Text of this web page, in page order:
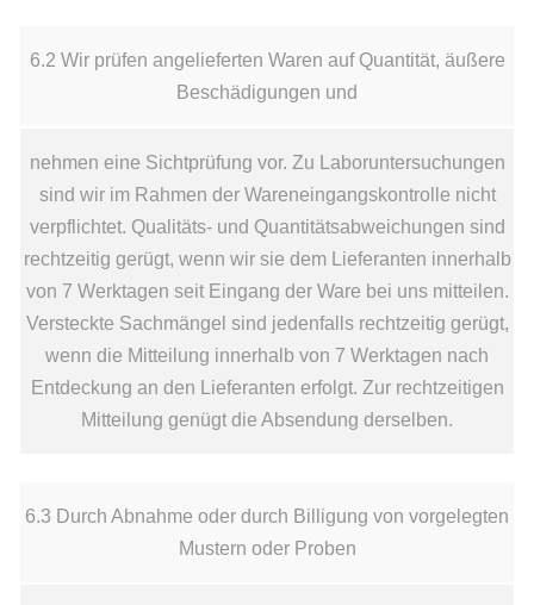
6.2 Wir prüfen angelieferten Waren auf Quantität, äußere
Beschädigungen und
nehmen eine Sichtprüfung vor. Zu Laboruntersuchungen
sind wir im Rahmen der Wareneingangskontrolle nicht
verpflichtet. Qualitäts- und Quantitätsabweichungen sind
rechtzeitig gerügt, wenn wir sie dem Lieferanten innerhalb
von 7 Werktagen seit Eingang der Ware bei uns mitteilen.
Versteckte Sachmängel sind jedenfalls rechtzeitig gerügt,
wenn die Mitteilung innerhalb von 7 Werktagen nach
Entdeckung an den Lieferanten erfolgt. Zur rechtzeitigen
Mitteilung genügt die Absendung derselben.
6.3 Durch Abnahme oder durch Billigung von vorgelegten
Mustern oder Proben